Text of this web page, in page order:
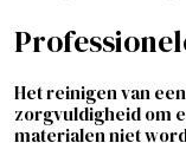
Het reinigen van
zorgvuldigheid om
materialen niet